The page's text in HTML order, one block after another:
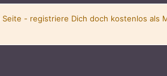
- registriere Dich doch kostenlos als